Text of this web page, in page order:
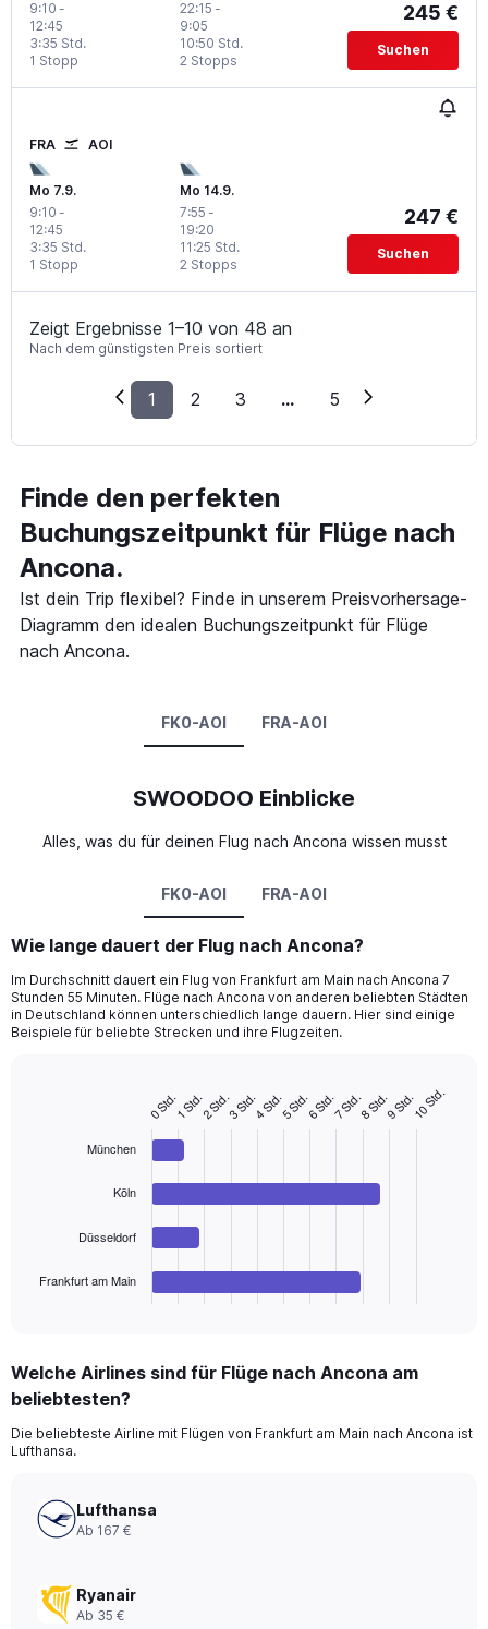
9:10 -
12:45
1 Stopp
3:35 Std.
22:15 -
9:05
2 Stopps
10:50 Std.
245 €
Suchen
FRA AOI
Mo 7.9.
9:10 -
12:45
1 Stopp
3:35 Std.
Mo 14.9.
7:55 -
19:20
2 Stopps
11:25 Std.
247 €
Suchen
Zeigt Ergebnisse 1–10 von 48 an
Nach dem günstigsten Preis sortiert
1 2 3 ... 5
Finde den perfekten
Buchungszeitpunkt für Flüge nach
Ancona.
Ist dein Trip flexibel? Finde in unserem Preisvorhersage-
Diagramm den idealen Buchungszeitpunkt für Flüge
nach Ancona.
FK0-AOI FRA-AOI
SWOODOO Einblicke
Alles, was du für deinen Flug nach Ancona wissen musst
FK0-AOI FRA-AOI
Wie lange dauert der Flug nach Ancona?
Im Durchschnitt dauert ein Flug von Frankfurt am Main nach Ancona 7
Stunden 55 Minuten. Flüge nach Ancona von anderen beliebten Städten
in Deutschland können unterschiedlich lange dauern. Hier sind einige
Beispiele für beliebte Strecken und ihre Flugzeiten.
Range:
4
The
chart
Y
axis
values.
Range:
München
Köln
Düsseldorf
Frankfurt am Main
0 Std.1 Std.2 Std.3 Std.4 Std.5 Std.6 Std.7 Std.8 Std.9 Std.10 Std.
Welche Airlines sind für Flüge nach Ancona am
beliebtesten?
Die beliebteste Airline mit Flügen von Frankfurt am Main nach Ancona ist
Lufthansa.
Lufthansa
Ab 167 €
Ryanair
Ab 35 €